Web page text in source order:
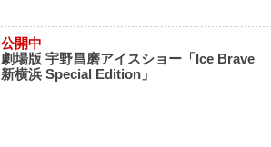
公開中
劇場版 宇野昌磨アイスショー「Ice Brave
新横浜 Special Edition」